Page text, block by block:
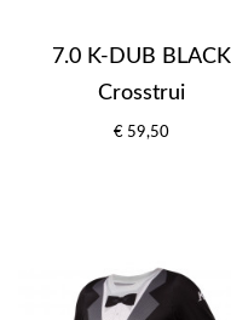
7.0 K-DUB BLACK
Crosstrui
€ 59,50